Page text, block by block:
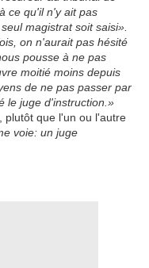
ce qu'il n'y ait pas
magistrat soit saisi».
on n'aurait pas hésité
pousse à ne pas
moitié moins depuis
de ne pas passer par
le juge d'instruction.»
plutôt que l'un ou l'autre
voie: un juge